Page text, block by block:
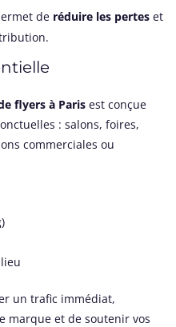
de réduire les perteset
flyers à Paris est conçue
: salons, foires,
commerciales ou
un trafic immédiat,
marque et de soutenir vos